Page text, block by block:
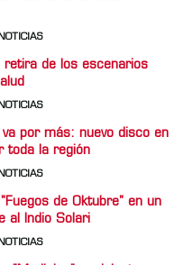
NOTICIAS
retira de los escenarios
NOTICIAS
va por más: nuevo disco en
toda la región
NOTICIAS
de Oktubre" en un
al Indio Solari
NOTICIAS